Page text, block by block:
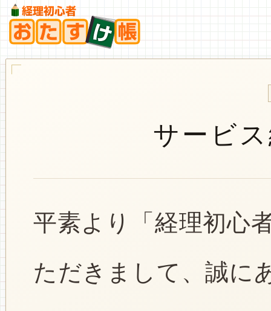
サービ
平素より「経理初心
ただきまして、誠に